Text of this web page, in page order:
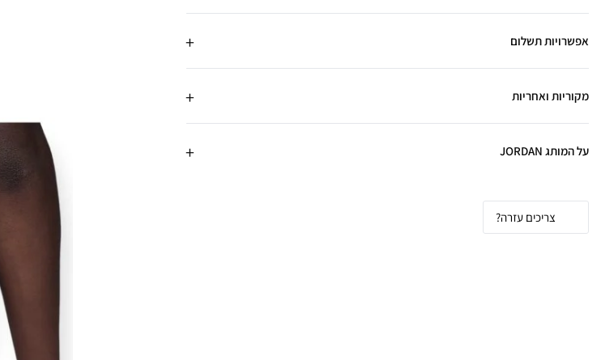
אפשרויות תשלום
מקוריות ואחריות
על המותג JORDAN
צריכים עזרה?